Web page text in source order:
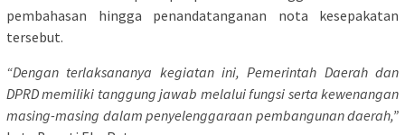
pembahasan hingga penandatanganan nota kesepakatan
tersebut.
“Dengan terlaksananya kegiatan ini, Pemerintah Daerah dan
DPRD memiliki tanggung jawab melalui fungsi serta kewenangan
masing-masing dalam penyelenggaraan pembangunan daerah,”